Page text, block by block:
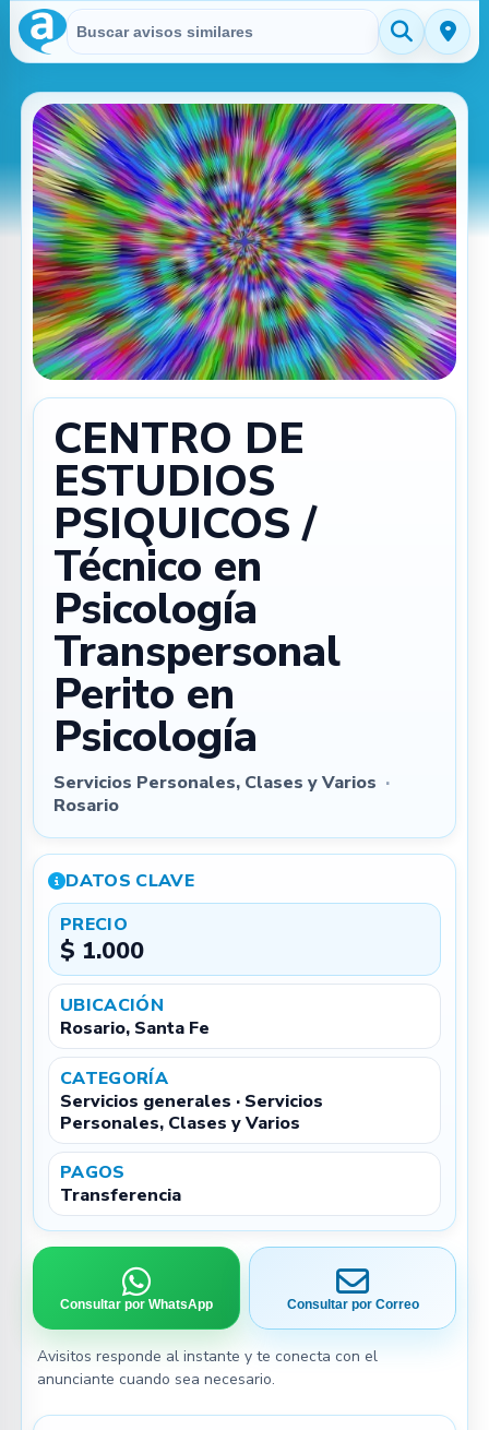
Buscar en Avisitos
CENTRO DE
ESTUDIOS
PSIQUICOS /
Técnico en
Psicología
Transpersonal
Perito en
Psicología
Servicios Personales, Clases y Varios ·
Rosario
DATOS CLAVE
PRECIO
$ 1.000
UBICACIÓN
Rosario, Santa Fe
CATEGORÍA
Servicios generales · Servicios
Personales, Clases y Varios
PAGOS
Transferencia
Consultar por WhatsApp Consultar por Correo
Avisitos responde al instante y te conecta con el
anunciante cuando sea necesario.